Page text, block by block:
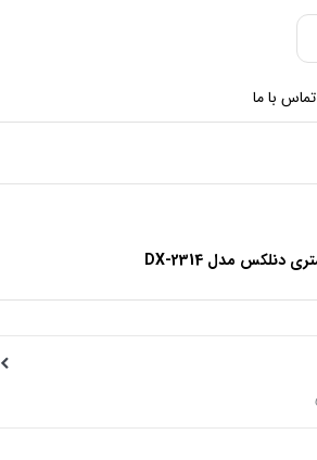
تماس با ما